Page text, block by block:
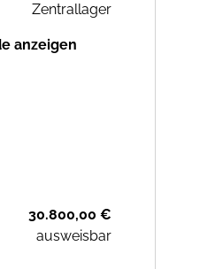
Zentrallager
anzeigen
30.800,00 €
ausweisbar